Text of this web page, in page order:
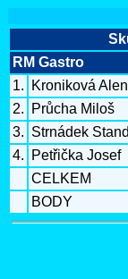
RM Gastro
1.
Kroniková
2.
Průcha Miloš
3. Strnádek
4.
Petřička Josef
CELKEM
BODY